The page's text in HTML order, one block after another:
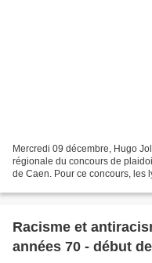
Mercredi 09 décembre, Hugo
régionale du concours de
de Caen. Pour ce concours, les
Racisme et
années 70 - début